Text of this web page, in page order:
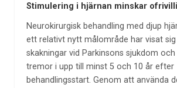
Stimulering i hjärnan minskar
Neurokirurgisk behandling med djup
ett relativt nytt målområde har visat
skakningar vid Parkinsons sjukdom och
tremor i upp till minst 5 och 10 år efter
behandlingsstart. Genom att använda